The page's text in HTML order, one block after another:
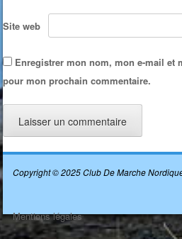
Site web
Enregistrer mon nom, mon e-mail et
pour mon prochain commentaire.
Copyright © 2025 Club De Marche
Mentions légales